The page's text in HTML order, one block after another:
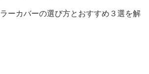
ーカバーの選び方とおすすめ３選を解